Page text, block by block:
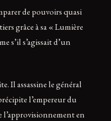
de pouvoirs quasi
grâce à sa « Lumière
s’il s’agissait d’un
Il assassine le général
l’empereur du
en